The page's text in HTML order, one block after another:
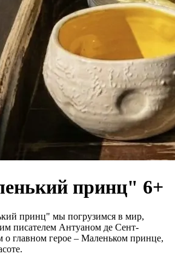
принц" 6+
принц" мы погрузимся в мир,
писателем Антуаном де Сент-
главном герое – Маленьком принце,